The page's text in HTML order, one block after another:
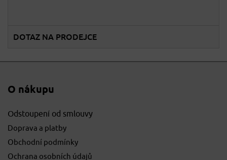
DOTAZ NA PRODEJCE
O nákupu
Odstoupení od smlouvy
Doprava a platby
Obchodní podmínky
Ochrana osobních údajů